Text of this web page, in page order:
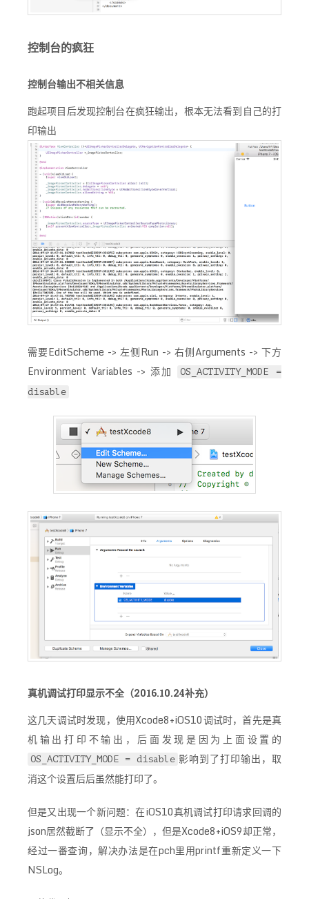
控制台的疯狂
控制台输出不相关信息
跑起项目后发现控制台在疯狂输出，根本无法看到自己的打
印输出
需要EditScheme -> 左侧Run -> 右侧Arguments -> 下方
Environment Variables -> 添加
OS_ACTIVITY_MODE =
disable
真机调试打印显示不全（2016.10.24补充）
这几天调试时发现，使用Xcode8+iOS10调试时，首先是真
机输出打印不输出，后面发现是因为上面设置的
OS_ACTIVITY_MODE = disable 影响到了打印输出，取
消这个设置后后虽然能打印了。
但是又出现一个新问题：在iOS10真机调试打印请求回调的
json居然截断了（显示不全），但是Xcode8+iOS9却正常，
经过一番查询，解决办法是在pch里用printf重新定义一下
NSLog。